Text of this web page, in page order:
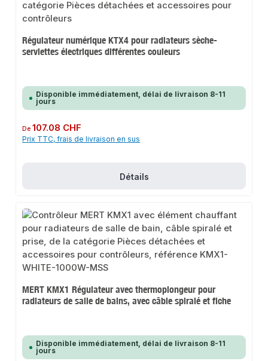
Régulateur numérique KTX4 pour radiateurs sèche-
serviettes électriques différentes couleurs
Disponible immédiatement, délai de livraison 8-11
jours
Prix régulier :
De107.08 CHF
Prix TTC, frais de livraison en sus
Détails
MERT KMX1 Régulateur avec thermoplongeur pour
radiateurs de salle de bains, avec câble spiralé et fiche
Disponible immédiatement, délai de livraison 8-11
jours